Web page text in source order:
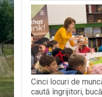
„Cântecele
o formă de sinceritate
Cinci locuri de
caută îngrijitori,